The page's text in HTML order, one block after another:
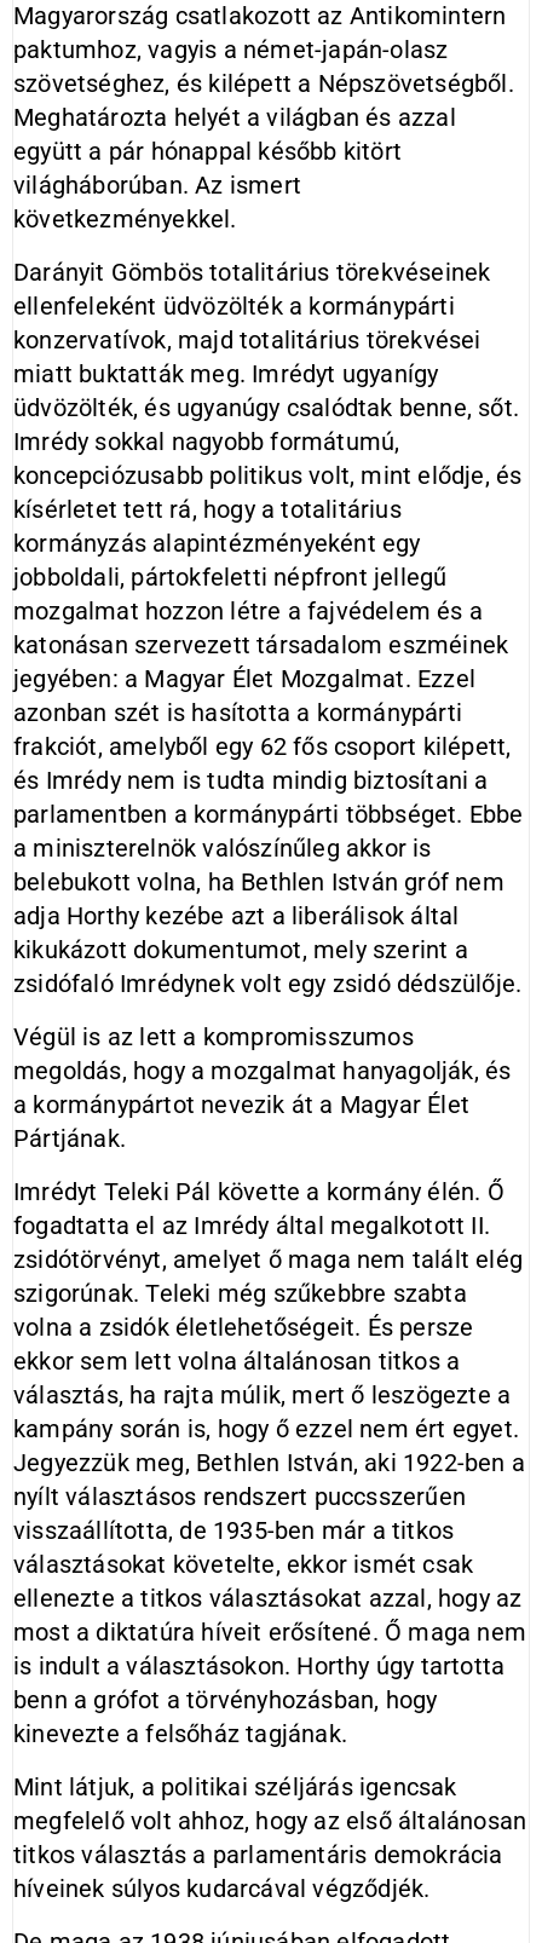
Magyarország csatlakozott az Antikomintern
paktumhoz, vagyis a német-japán-olasz
szövetséghez, és kilépett a Népszövetségből.
Meghatározta helyét a világban és azzal
együtt a pár hónappal később kitört
világháborúban. Az ismert
következményekkel.
Darányit Gömbös totalitárius törekvéseinek
ellenfeleként üdvözölték a kormánypárti
konzervatívok, majd totalitárius törekvései
miatt buktatták meg. Imrédyt ugyanígy
üdvözölték, és ugyanúgy csalódtak benne, sőt.
Imrédy sokkal nagyobb formátumú,
koncepciózusabb politikus volt, mint elődje, és
kísérletet tett rá, hogy a totalitárius
kormányzás alapintézményeként egy
jobboldali, pártokfeletti népfront jellegű
mozgalmat hozzon létre a fajvédelem és a
katonásan szervezett társadalom eszméinek
jegyében: a Magyar Élet Mozgalmat. Ezzel
azonban szét is hasította a kormánypárti
frakciót, amelyből egy 62 fős csoport kilépett,
és Imrédy nem is tudta mindig biztosítani a
parlamentben a kormánypárti többséget. Ebbe
a miniszterelnök valószínűleg akkor is
belebukott volna, ha Bethlen István gróf nem
adja Horthy kezébe azt a liberálisok által
kikukázott dokumentumot, mely szerint a
zsidófaló Imrédynek volt egy zsidó dédszülője.
Végül is az lett a kompromisszumos
megoldás, hogy a mozgalmat hanyagolják, és
a kormánypártot nevezik át a Magyar Élet
Pártjának.
Imrédyt Teleki Pál követte a kormány élén. Ő
fogadtatta el az Imrédy által megalkotott II.
zsidótörvényt, amelyet ő maga nem talált elég
szigorúnak. Teleki még szűkebbre szabta
volna a zsidók életlehetőségeit. És persze
ekkor sem lett volna általánosan titkos a
választás, ha rajta múlik, mert ő leszögezte a
kampány során is, hogy ő ezzel nem ért egyet.
Jegyezzük meg, Bethlen István, aki 1922-ben a
nyílt választásos rendszert puccsszerűen
visszaállította, de 1935-ben már a titkos
választásokat követelte, ekkor ismét csak
ellenezte a titkos választásokat azzal, hogy az
most a diktatúra híveit erősítené. Ő maga nem
is indult a választásokon. Horthy úgy tartotta
benn a grófot a törvényhozásban, hogy
kinevezte a felsőház tagjának.
Mint látjuk, a politikai széljárás igencsak
megfelelő volt ahhoz, hogy az első általánosan
titkos választás a parlamentáris demokrácia
híveinek súlyos kudarcával végződjék.